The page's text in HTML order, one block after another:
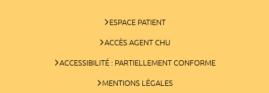
ESPACE PATIENT
ACCÈS AGENT CHU
ACCESSIBILITÉ : PARTIELLEMENT CONFORME
MENTIONS LÉGALES